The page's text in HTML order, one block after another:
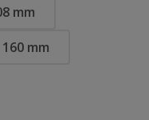
mm
160 mm